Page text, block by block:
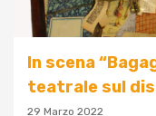
In scena
teatrale sul
29 Marzo 2022